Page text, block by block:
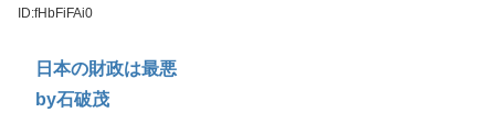
ID:fHbFiFAi0
日本の財政は最悪
by石破茂